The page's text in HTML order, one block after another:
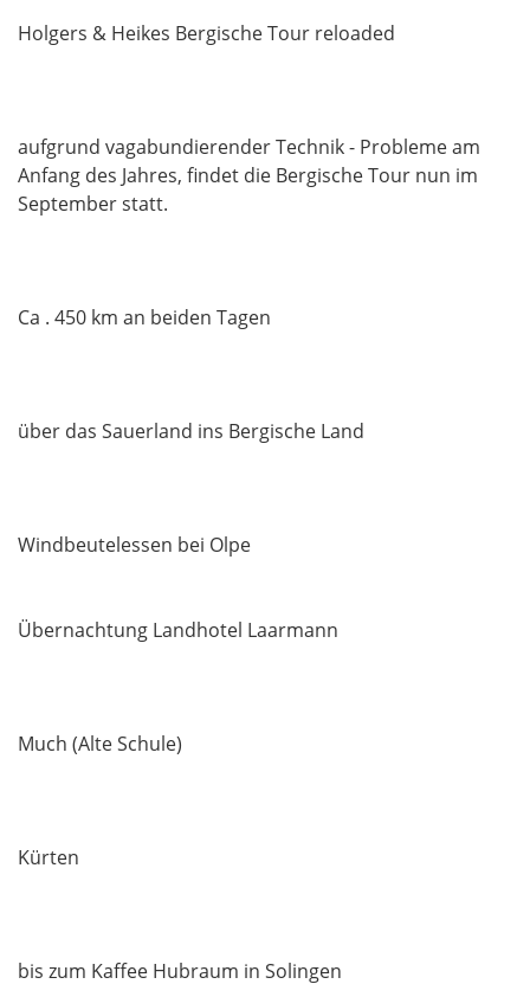
Holgers & Heikes Bergische Tour reloaded
aufgrund vagabundierender Technik - Probleme am
Anfang des Jahres, findet die Bergische Tour nun im
September statt.
Ca . 450 km an beiden Tagen
über das Sauerland ins Bergische Land
Windbeutelessen bei Olpe
Übernachtung Landhotel Laarmann
Much (Alte Schule)
Kürten
bis zum Kaffee Hubraum in Solingen